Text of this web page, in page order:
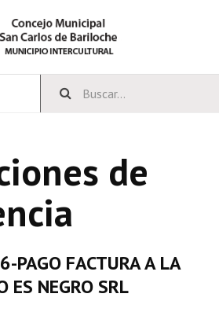
de
FACTURA A LA
ES NEGRO SRL